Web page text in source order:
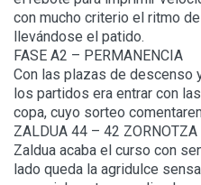
con mucho criterio el ritmo
llevándose el patido.
FASE A2 – PERMANENCIA
Con las plazas de descenso
los partidos era entrar con
copa, cuyo sorteo
ZALDUA 44 – 42 ZORNOTZA
Zaldua acaba el curso con
lado queda la agridulce